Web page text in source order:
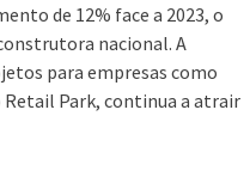
de 12% face a 2023, o
nacional. A
para empresas como
Retail Park, continua a atrair